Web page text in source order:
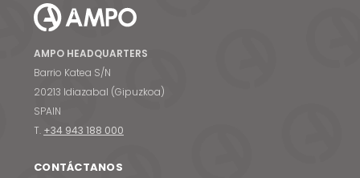
AMPO HEADQUARTERS
Barrio Katea S/N
20213 Idiazabal (Gipuzkoa)
SPAIN
T. +34 943 188 000
CONTÁCTANOS